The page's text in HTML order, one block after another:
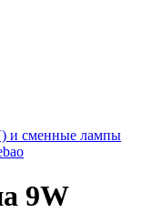
и сменные лампы
9W